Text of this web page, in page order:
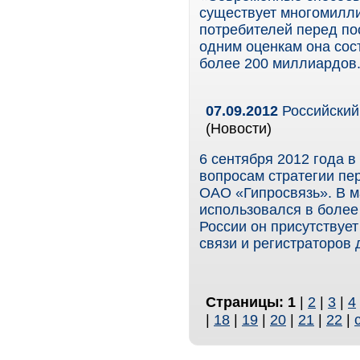
существует
потребителей перед
одним оценкам она
более 200 миллиардов.
07.09.2012
(Новости)
6 сентября 2012 года
вопросам стратегии
ОАО «Гипросвязь». В
использовался в
России он
связи и
Страницы: 1 | 2 | 3 | 4
| 18 | 19 | 20 | 21 | 22 |